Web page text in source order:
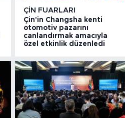
ÇIN FUARLARI
Çin'in Changsha kenti
otomotiv pazarını
canlandırmak amacıyla
özel etkinlik düzenledi